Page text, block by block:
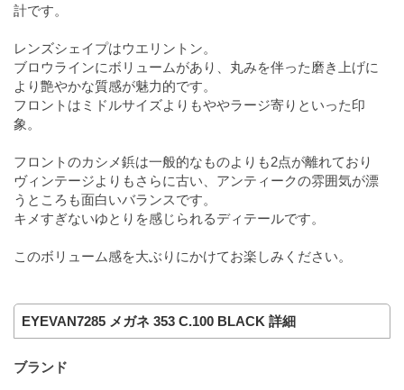
計です。
レンズシェイプはウエリントン。
ブロウラインにボリュームがあり、丸みを伴った磨き上げに
より艶やかな質感が魅力的です。
フロントはミドルサイズよりもややラージ寄りといった印
象。
フロントのカシメ鋲は一般的なものよりも2点が離れており
ヴィンテージよりもさらに古い、アンティークの雰囲気が漂
うところも面白いバランスです。
キメすぎないゆとりを感じられるディテールです。
このボリューム感を大ぶりにかけてお楽しみください。
EYEVAN7285 メガネ 353 C.100 BLACK 詳細
ブランド